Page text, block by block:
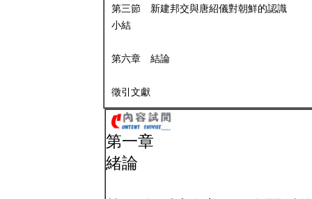
第三節 新建邦交與唐紹儀對朝鮮的認識
小結
第六章 結論
徵引文獻
第一章
緒論